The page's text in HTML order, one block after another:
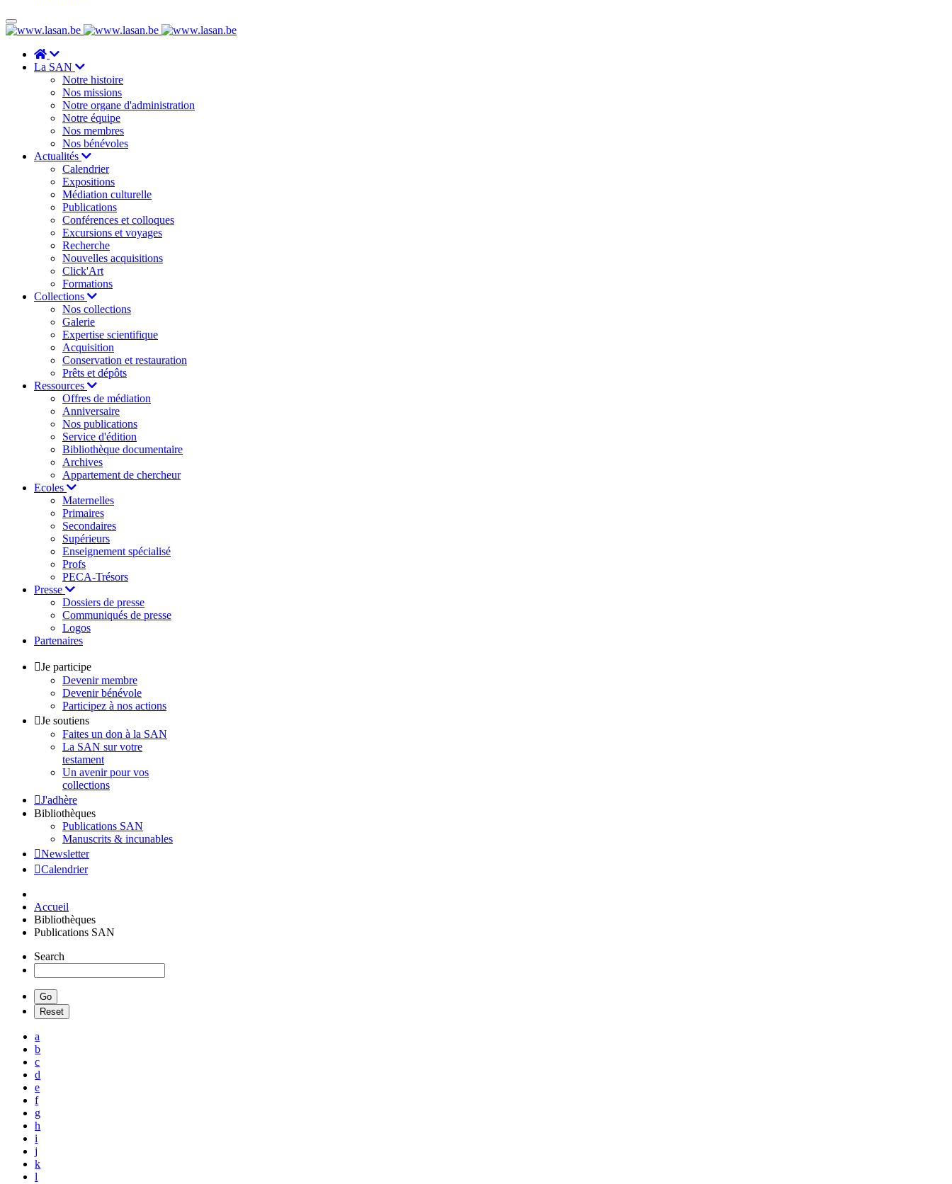
La SAN
Notre histoire
Nos missions
Notre organe d'administration
Notre équipe
Nos membres
Nos bénévoles
Actualités
Calendrier
Expositions
Médiation culturelle
Publications
Conférences et colloques
Excursions et voyages
Recherche
Nouvelles acquisitions
Click'Art
Formations
Collections
Nos collections
Galerie
Expertise scientifique
Acquisition
Conservation et restauration
Prêts et dépôts
Ressources
Offres de médiation
Anniversaire
Nos publications
Service d'édition
Bibliothèque documentaire
Archives
Appartement de chercheur
Ecoles
Maternelles
Primaires
Secondaires
Supérieurs
Enseignement spécialisé
Profs
PECA-Trésors
Presse
Dossiers de presse
Communiqués de presse
Logos
Partenaires
Je participe
Devenir membre
Devenir bénévole
Participez à nos actions
Je soutiens
Faites un don à la SAN
La SAN sur votre
testament
Un avenir pour vos
collections
J'adhère
Bibliothèques
Publications SAN
Manuscrits & incunables
Newsletter
Calendrier
Accueil
Bibliothèques
Publications SAN
Search
a
b
c
d
e
f
g
h
i
j
k
l